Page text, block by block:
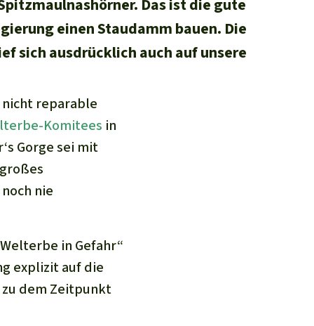
Das ist die gute
einen Staudamm bauen. Die
sich ausdrücklich auch auf unsere
reparable
Komitees in
Gorge sei mit
nie
in Gefahr“
explizit auf die
dem Zeitpunkt